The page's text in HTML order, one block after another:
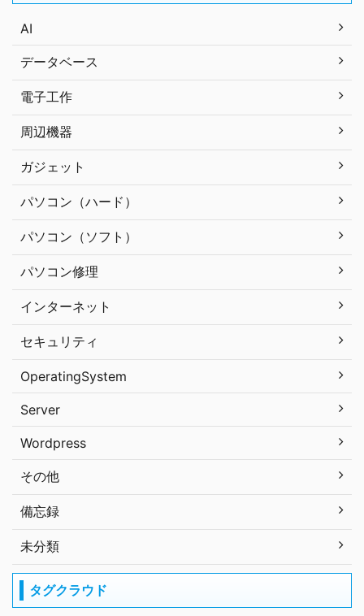
AI
データベース
電子工作
周辺機器
ガジェット
パソコン（ハード）
パソコン（ソフト）
パソコン修理
インターネット
セキュリティ
OperatingSystem
Server
Wordpress
その他
備忘録
未分類
タグクラウド